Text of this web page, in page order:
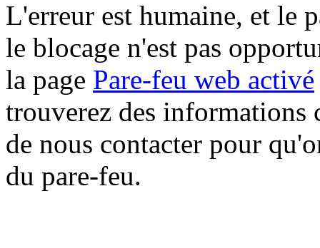
L'erreur est humaine, et le
le blocage n'est pas
la page Pare-feu web activé
trouverez des informations
de nous contacter pour
du pare-feu.